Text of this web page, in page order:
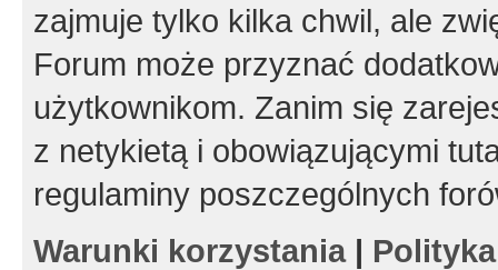
zajmuje tylko kilka chwil, ale
Forum może przyznać
użytkownikom. Zanim się
z netykietą i obowiązującymi
regulaminy poszczególnych
Warunki korzystania|